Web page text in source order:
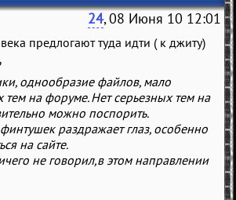
24, 08 Июня 10 12:01
предлогают туда идти ( к джиту)
однообразие файлов, мало
тем на форуме. Нет серьезных тем на
можно поспорить.
раздражает глаз, особенно
на сайте.
не говорил,в этом направлении